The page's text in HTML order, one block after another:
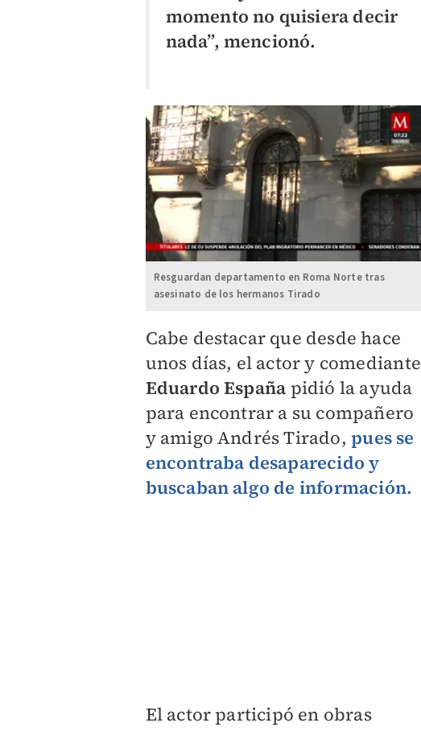
momento no quisiera decir
nada”, mencionó.
Resguardan departamento en Roma Norte tras
asesinato de los hermanos Tirado
​Cabe destacar que desde hace
unos días, el actor y comediante
Eduardo España pidió la ayuda
para encontrar a su compañero
y amigo Andrés Tirado,pues se
encontraba desaparecido y
buscaban algo de información.
El actor participó en obras